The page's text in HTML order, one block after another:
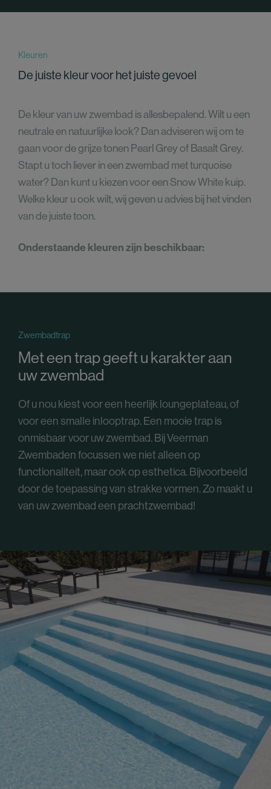
Kleuren
De juiste kleur voor het juiste gevoel
De kleur van uw zwembad is allesbepalend. Wilt u een
neutrale en natuurlijke look? Dan adviseren wij om te
gaan voor de grijze tonen Pearl Grey of Basalt Grey.
Stapt u toch liever in een zwembad met turquoise
water? Dan kunt u kiezen voor een Snow White kuip.
Welke kleur u ook wilt, wij geven u advies bij het vinden
van de juiste toon.
Onderstaande kleuren zijn beschikbaar:
Zwembadtrap
Met een trap geeft u karakter aan
uw zwembad
Of u nou kiest voor een heerlijk loungeplateau, of
voor een smalle inlooptrap. Een mooie trap is
onmisbaar voor uw zwembad. Bij Veerman
Zwembaden focussen we niet alleen op
functionaliteit, maar ook op esthetica. Bijvoorbeeld
door de toepassing van strakke vormen. Zo maakt u
van uw zwembad een prachtzwembad!